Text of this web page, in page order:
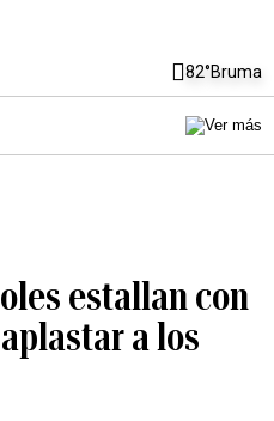
82°Bruma
estallan con
a los